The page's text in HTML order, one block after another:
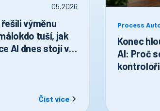
05 2026
výměnu
tuší, jak
AI dnes stojí v
Číst více
Process
Konec
AI: Proč